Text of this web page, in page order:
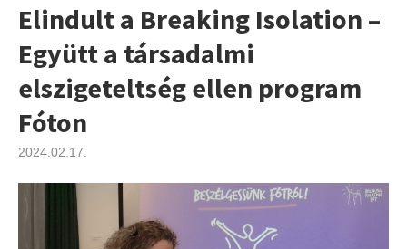
Elindult a Breaking Isolation –
Együtt a társadalmi
elszigeteltség ellen program
Fóton
2024.02.17.